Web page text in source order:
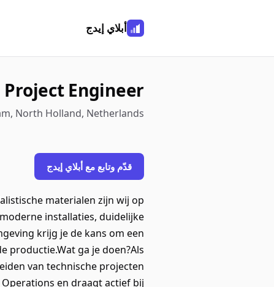
أبلاي إيدج
Project Engineer
North Holland, Netherlands
قدّم وتابع مع أبلاي إيدج
materialen zijn wij op
installaties, duidelijke
krijg je de kans om een
productie.Wat ga je doen?Als
van technische projecten
en draagt actief bij